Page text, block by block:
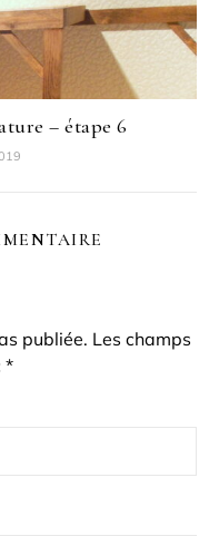
– étape 6
publiée. Les champs
*